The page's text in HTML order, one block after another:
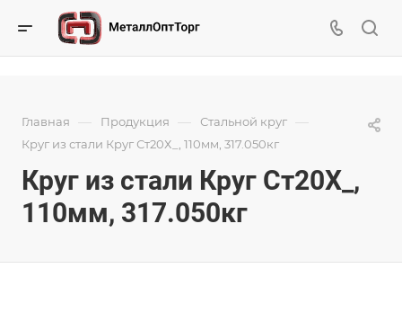
Главная — Продукция — Стальной круг —
Круг из стали Круг Ст20Х_, 110мм, 317.050кг
Круг из стали Круг Ст20Х_,
110мм, 317.050кг